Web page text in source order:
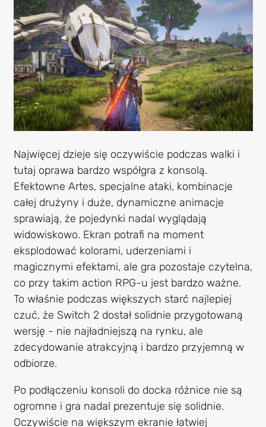
Najwięcej dzieje się oczywiście podczas walki i
tutaj oprawa bardzo współgra z konsolą.
Efektowne Artes, specjalne ataki, kombinacje
całej drużyny i duże, dynamiczne animacje
sprawiają, że pojedynki nadal wyglądają
widowiskowo. Ekran potrafi na moment
eksplodować kolorami, uderzeniami i
magicznymi efektami, ale gra pozostaje czytelna,
co przy takim action RPG-u jest bardzo ważne.
To właśnie podczas większych starć najlepiej
czuć, że Switch 2 dostał solidnie przygotowaną
wersję - nie najładniejszą na rynku, ale
zdecydowanie atrakcyjną i bardzo przyjemną w
odbiorze.
Po podłączeniu konsoli do docka różnice nie są
ogromne i gra nadal prezentuje się solidnie.
Oczywiście na większym ekranie łatwiej